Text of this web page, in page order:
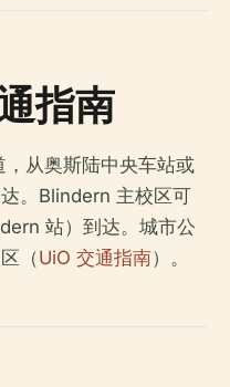
指南
，从奥斯陆中央车站或
。Blindern 主校区可
站）到达。城市公
（UiO 交通指南）。